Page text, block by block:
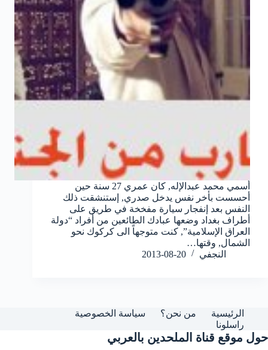
أسمي محمد عبدالإله, كان عمري 27 سنة حين
أحسست بأخر نفس يدخل صدري, إستنشقت ذلك
النفس بعد إنفجار سيارة مفخخة في طريق على
أطراف بغداد وضعها عبادك الطائعين من أفراد “دولة
العراق الإسلامية”, كنت متوجهاً الى كركوك نحو
الشمال, وقتها…
النجفي
2013-08-20
الرئيسية من نحن؟
سياسة الخصوصية
راسلونا
حول موقع قناة الملحدين بالعربي